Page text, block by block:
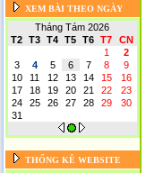
XEM BÀI THEO NGÀY
Tháng Tám 2026
T2
T3 T4 T5 T6 T7
CN
1
2
3
4 5 6 7 8
9
10
11 12 13 14 15
16
17
18 19 20 21 22
23
24
25 26 27 28 29
30
31
THỐNG KÊ WEBSITE